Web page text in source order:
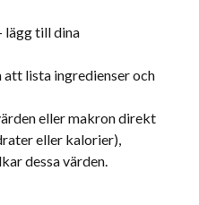
lägg till dina
att lista ingredienser och
eller makron direkt
eller kalorier),
dessa värden.